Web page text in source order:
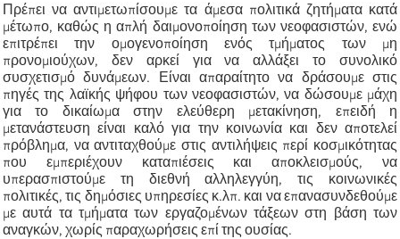
Πρέπει να αντιμετωπίσουμε τα άμεσα πολιτικά ζητήματα κατά
μέτωπο, καθώς η απλή δαιμονοποίηση των νεοφασιστών, ενώ
επιτρέπει την ομογενοποίηση ενός τμήματος των μη
προνομιούχων, δεν αρκεί για να αλλάξει το συνολικό
συσχετισμό δυνάμεων. Είναι απαραίτητο να δράσουμε στις
πηγές της λαϊκής ψήφου των νεοφασιστών, να δώσουμε μάχη
για το δικαίωμα στην ελεύθερη μετακίνηση, επειδή η
μετανάστευση είναι καλό για την κοινωνία και δεν αποτελεί
πρόβλημα, να αντιταχθούμε στις αντιλήψεις περί κοσμικότητας
που εμπεριέχουν καταπιέσεις και αποκλεισμούς, να
υπερασπιστούμε τη διεθνή αλληλεγγύη, τις κοινωνικές
πολιτικές, τις δημόσιες υπηρεσίες κ.λπ. και να επανασυνδεθούμε
με αυτά τα τμήματα των εργαζομένων τάξεων στη βάση των
αναγκών, χωρίς παραχωρήσεις επί της ουσίας.